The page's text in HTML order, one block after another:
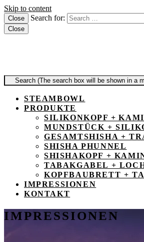
Skip to content
Close Search for:
Close
Search (The search box will be shown in a
Menu
STEAMBOWL
PRODUKTE
SILIKONKOPF +
MUNDSTÜCK +
GESAMTSHISHA +
SHISHA PHUNNEL
SHISHAKOPF +
TABAKGABEL +
KOPFBAUBRETT +
IMPRESSIONEN
KONTAKT
IMPRESSIONEN